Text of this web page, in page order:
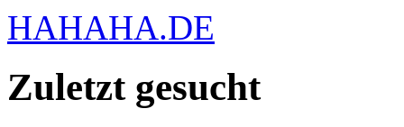
HAHAHA.DE
Zuletzt gesucht